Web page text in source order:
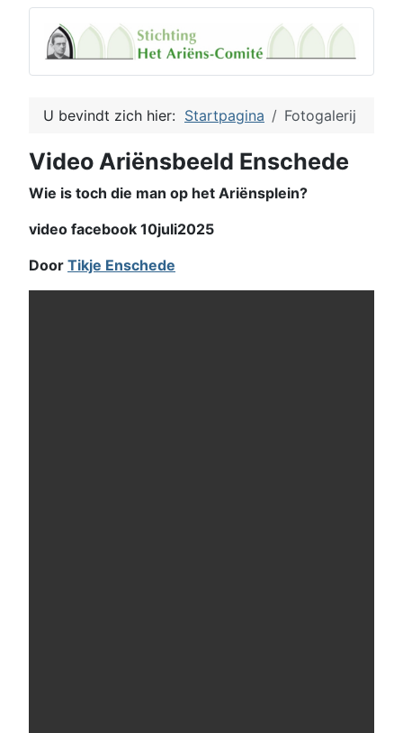
U bevindt zich hier: Startpagina Fotogalerij
Video Ariënsbeeld Enschede
Wie is toch die man op het Ariënsplein?
video facebook 10juli2025
Door Tikje Enschede